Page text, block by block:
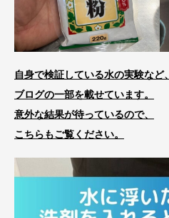
自身で検証している水の実験など、
ブログの一部を載せています。
意外な結果が待っているので、
こちらもご覧ください。